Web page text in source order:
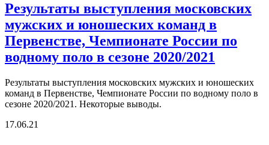
Результаты выступления московских
мужских и юношеских команд в
Первенстве, Чемпионате России по
водному поло в сезоне 2020/2021
Результаты выступления московских мужских и юношеских
команд в Первенстве, Чемпионате России по водному поло в
сезоне 2020/2021. Некоторые выводы.
17.06.21